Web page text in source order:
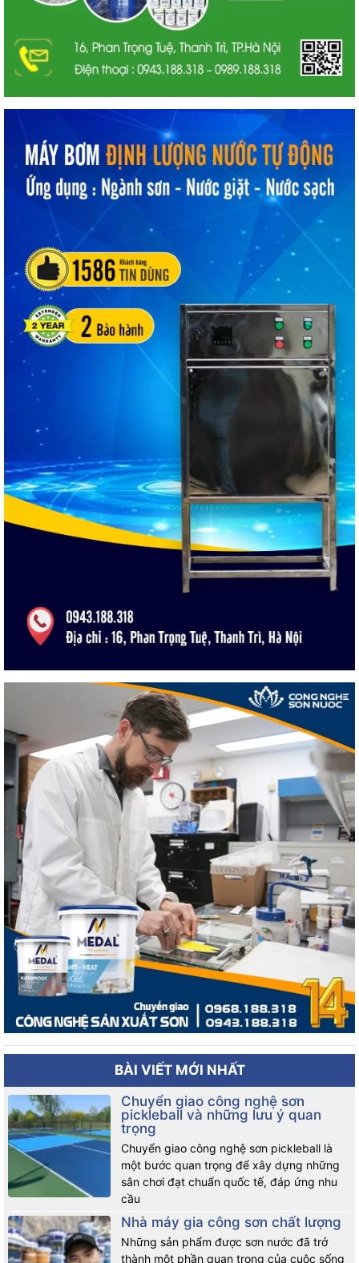
Công nghệ bột trét tường
Quy trình sản xuất bột trét tường
Sau khi đã tính toán chính xác tỷ lệ, các thành phần vật liệu kể
trên sẽ được đưa vào dây chuyền sản xuất, máy trộn. Điều
này để tạo sự đồng nhất cho sản phẩm. Nhất định phải trộn
đều các nguyên liệu hòa quyện. Đảm bảo dung dịch đồng đều
về thành phần trên mỗi phần. Bởi vì nếu bị chênh lệch, những
phần có nhiều bột đá sẽ khô nhanh, bong tróc và phấn hóa,
trong khi phần có nhiều chất kết dính sẽ bị lỏng, lâu khô, chảy
nhão.
Sau thời gian tiêu chuẩn và các mẫu thử cho kết quả tốt. Các
mẻ sản phẩm sẽ được đưa vào đóng gói, bột trét tường được
đóng gói dạng bột khô, trong các bao bì kín, đảm bảo việc lưu
kho, vận chuyển, trưng bày sản phẩm. Cuối cùng là đến tay
người tiêu dùng đều vẫn đảm bảo chất lượng, không bị ẩm và
thoái hóa.
Liên hệ chuyển giao công nghệ sản xuất bột
bả, bột trét tường
CÔNG NGHỆ SƠN
CÔNG TY TNHH THƯƠNG MẠI & QC NET VIỆT
Địa chỉ : 16 Phan Trọng Tuệ, Thanh Trì, Hà Nội
Call :0943.188.318 – 0989.188.318Mr Cương
congnghesonnuocnano@gmail.com
Website :
http://congnghesonnuoc.com
Bột trét tường là gì ?
Công thức bột trét tường ?
Có nên dùng bột trét tường ?
BÀI VIẾT MỚI NHẤT
Chuyển giao công nghệ sơn
pickleball và những lưu ý quan
trọng
Chuyển giao công nghệ sơn pickleball là
một bước quan trọng để xây dựng những
sân chơi đạt chuẩn quốc tế, đáp ứng nhu
cầu
Nhà máy gia công sơn chất lượng
Những sản phẩm được sơn nước đã trở
thành một phần quan trọng của cuộc sống